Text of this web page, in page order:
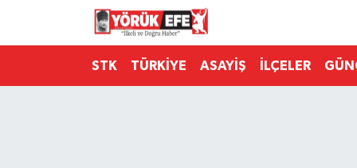
STK TÜRKİYE ASAYİŞ İLÇELER
Süper Lig Puan Durumu ve Fikstür
Tüm Manşetler